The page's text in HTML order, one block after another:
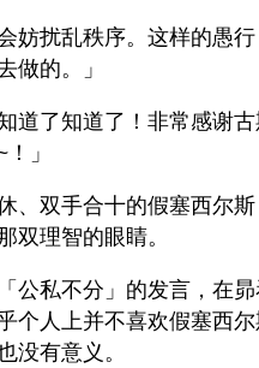
妨扰乱秩序。这样的愚
做的。」
道了知道了！非常感谢
」
、双手合十的假塞西尔
双理智的眼睛。
公私不分」的发言，在
个人上并不喜欢假塞西
没有意义。